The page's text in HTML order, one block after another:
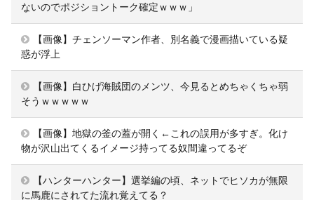
ないのでポジショントーク確定ｗｗｗ」
【画像】チェンソーマン作者、別名義で漫画描いている疑
惑が浮上
【画像】白ひげ海賊団のメンツ、今見るとめちゃくちゃ弱
そうｗｗｗｗｗ
【画像】地獄の釜の蓋が開く←これの誤用が多すぎ。化け
物が沢山出てくるイメージ持ってる奴間違ってるぞ
【ハンターハンター】選挙編の頃、ネットでヒソカが無限
に馬鹿にされてた流れ覚えてる？